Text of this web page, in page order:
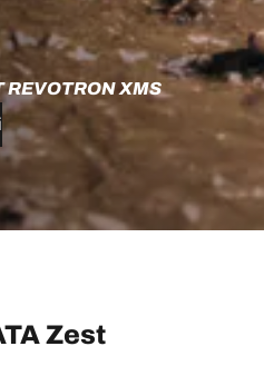
REVOTRON XMS
Zest